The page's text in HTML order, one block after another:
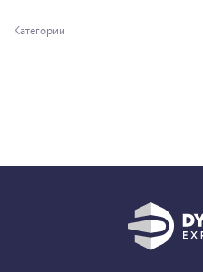
Категории